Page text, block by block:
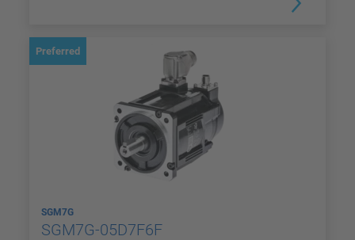
Preferred
SGM7G
SGM7G-05D7F6F